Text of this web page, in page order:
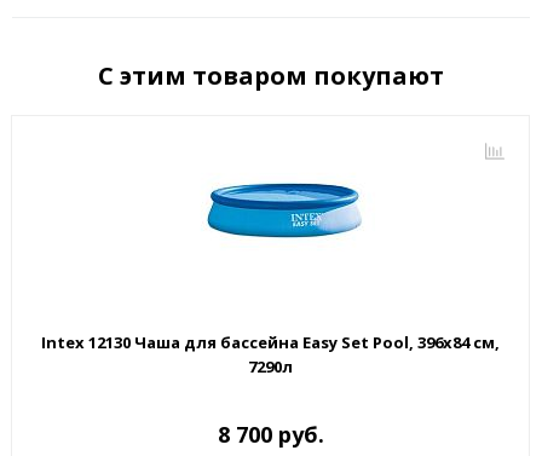
С этим товаром покупают
Intex 12130 Чаша для бассейна Easy Set Pool, 396х84 см,
7290л
8 700 руб.